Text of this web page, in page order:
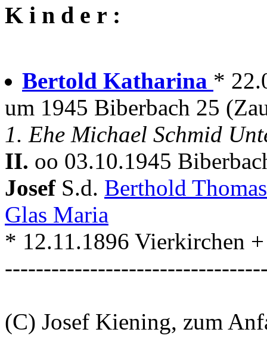
K i n d e r :
Bertold Katharina *
um 1945 Biberbach 25
1. Ehe Michael Schmid
II. oo 03.10.1945
Josef S.d. Berthold
Glas Maria
* 12.11.1896 Vierkirchen
(C) Josef Kiening, zum